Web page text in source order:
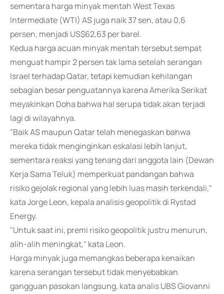
sementara harga minyak mentah West Texas
Intermediate (WTI) AS juga naik 37 sen, atau 0,6
persen, menjadi US$62,63 per barel.
Kedua harga acuan minyak mentah tersebut sempat
menguat hampir 2 persen tak lama setelah serangan
Israel terhadap Qatar, tetapi kemudian kehilangan
sebagian besar penguatannya karena Amerika Serikat
meyakinkan Doha bahwa hal serupa tidak akan terjadi
lagi di wilayahnya.
"Baik AS maupun Qatar telah menegaskan bahwa
mereka tidak menginginkan eskalasi lebih lanjut,
sementara reaksi yang tenang dari anggota lain (Dewan
Kerja Sama Teluk) memperkuat pandangan bahwa
risiko gejolak regional yang lebih luas masih terkendali,"
kata Jorge Leon, kepala analisis geopolitik di Rystad
Energy.
"Untuk saat ini, premi risiko geopolitik justru menurun,
alih-alih meningkat," kata Leon.
Harga minyak juga memangkas beberapa kenaikan
karena serangan tersebut tidak menyebabkan
gangguan pasokan langsung, kata analis UBS Giovanni